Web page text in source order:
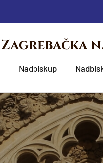
Zagrebačka
Nadbiskup